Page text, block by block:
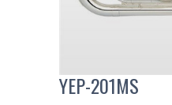
YEP-201MS